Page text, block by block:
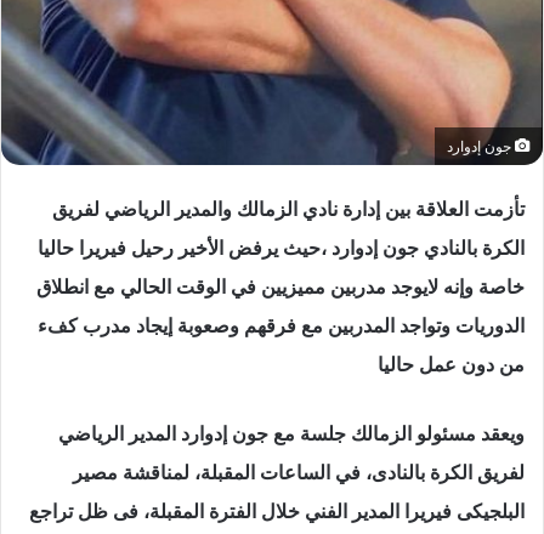
جون إدوارد
تأزمت العلاقة بين إدارة نادي الزمالك والمدير الرياضي لفريق
الكرة بالنادي جون إدوارد ،حيث يرفض الأخير رحيل فيريرا حاليا
خاصة وإنه لايوجد مدربين مميزيين في الوقت الحالي مع انطلاق
الدوريات وتواجد المدربين مع فرقهم وصعوبة إيجاد مدرب كفء
من دون عمل حاليا
ويعقد مسئولو الزمالك جلسة مع جون إدوارد المدير الرياضي
لفريق الكرة بالنادى، في الساعات المقبلة، لمناقشة مصير
البلجيكى فيريرا المدير الفني خلال الفترة المقبلة، فى ظل تراجع